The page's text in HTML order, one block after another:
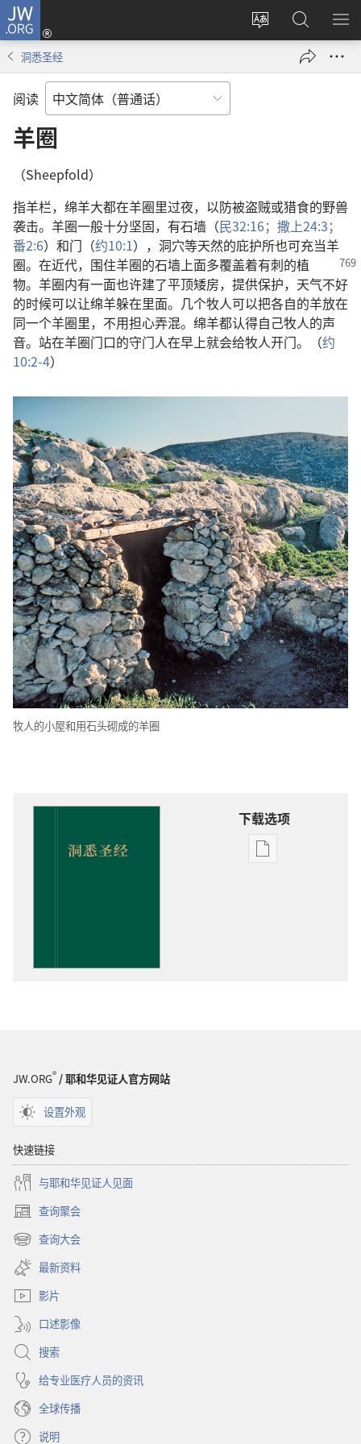
JW.ORG
更
登
录
（打
搜
索
JW.ORG
显
洞悉圣经
阅读
羊圈
（Sheepfold）
指羊栏，绵羊大都在羊圈里过夜，以防被盗贼或猎食的野兽
袭击。羊圈一般十分坚固，有石墙（民32:16； 撒上24:3；
番2:6）和门（约10:1），洞穴等天然的庇护所也可充当羊
圈。 在近代，围住羊圈的石墙上面多覆盖着有刺的植
物。羊圈内有一面也许建了平顶矮房，提供保护，天气不好
的时候可以让绵羊躲在里面。几个牧人可以把各自的羊放在
同一个羊圈里，不用担心弄混。绵羊都认得自己牧人的声
音。站在羊圈门口的守门人在早上就会给牧人开门。（约
10:2-4）
牧人的小屋和用石头砌成的羊圈
下载选项
出
JW.ORG® / 耶和华见证人官方网站
设置外观
快速链接
与耶和华见证人见面
查询聚会
（打
开
新
窗
口）
查询大会
（打
开
新
窗
最新资料
影片
口述影像
搜索
给专业医疗人员的资讯
全球传播
说明